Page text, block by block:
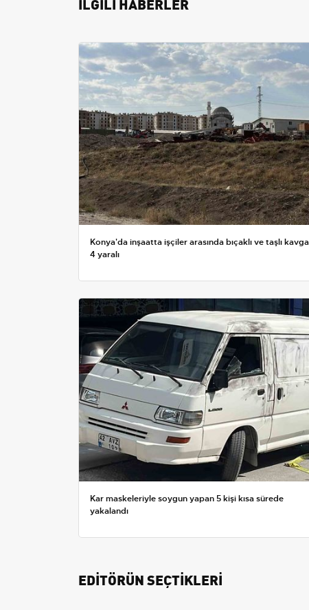
Konya'da inşaatta işçiler arasında bıçaklı ve taşlı
4 yaralı
Kar maskeleriyle soygun yapan 5 kişi kısa sürede
yakalandı
EDİTÖRÜN SEÇTİKLERİ